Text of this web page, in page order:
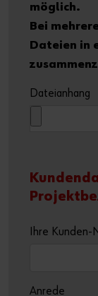
möglich.
Bei
Dateien in
Dateianhang
Ihre Kunden-
Anrede